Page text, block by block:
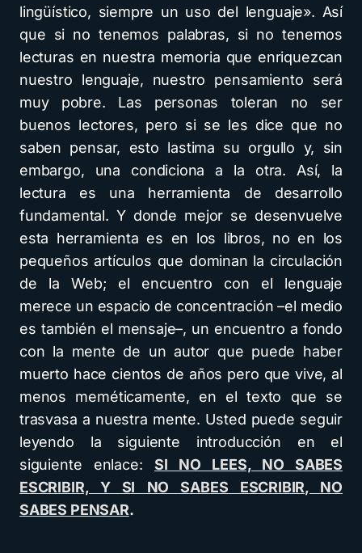
lingüístico, siempre un uso del lenguaje». Así
que si no tenemos palabras, si no tenemos
lecturas en nuestra memoria que enriquezcan
nuestro lenguaje, nuestro pensamiento será
muy pobre. Las personas toleran no ser
buenos lectores, pero si se les dice que no
saben pensar, esto lastima su orgullo y, sin
embargo, una condiciona a la otra. Así, la
lectura es una herramienta de desarrollo
fundamental. Y donde mejor se desenvuelve
esta herramienta es en los libros, no en los
pequeños artículos que dominan la circulación
de la Web; el encuentro con el lenguaje
merece un espacio de concentración –el medio
es también el mensaje–, un encuentro a fondo
con la mente de un autor que puede haber
muerto hace cientos de años pero que vive, al
menos meméticamente, en el texto que se
trasvasa a nuestra mente. Usted puede seguir
leyendo la siguiente introducción en el
siguiente enlace:SI NO LEES, NO SABES
ESCRIBIR, Y SI NO SABES ESCRIBIR, NO
SABES PENSAR.